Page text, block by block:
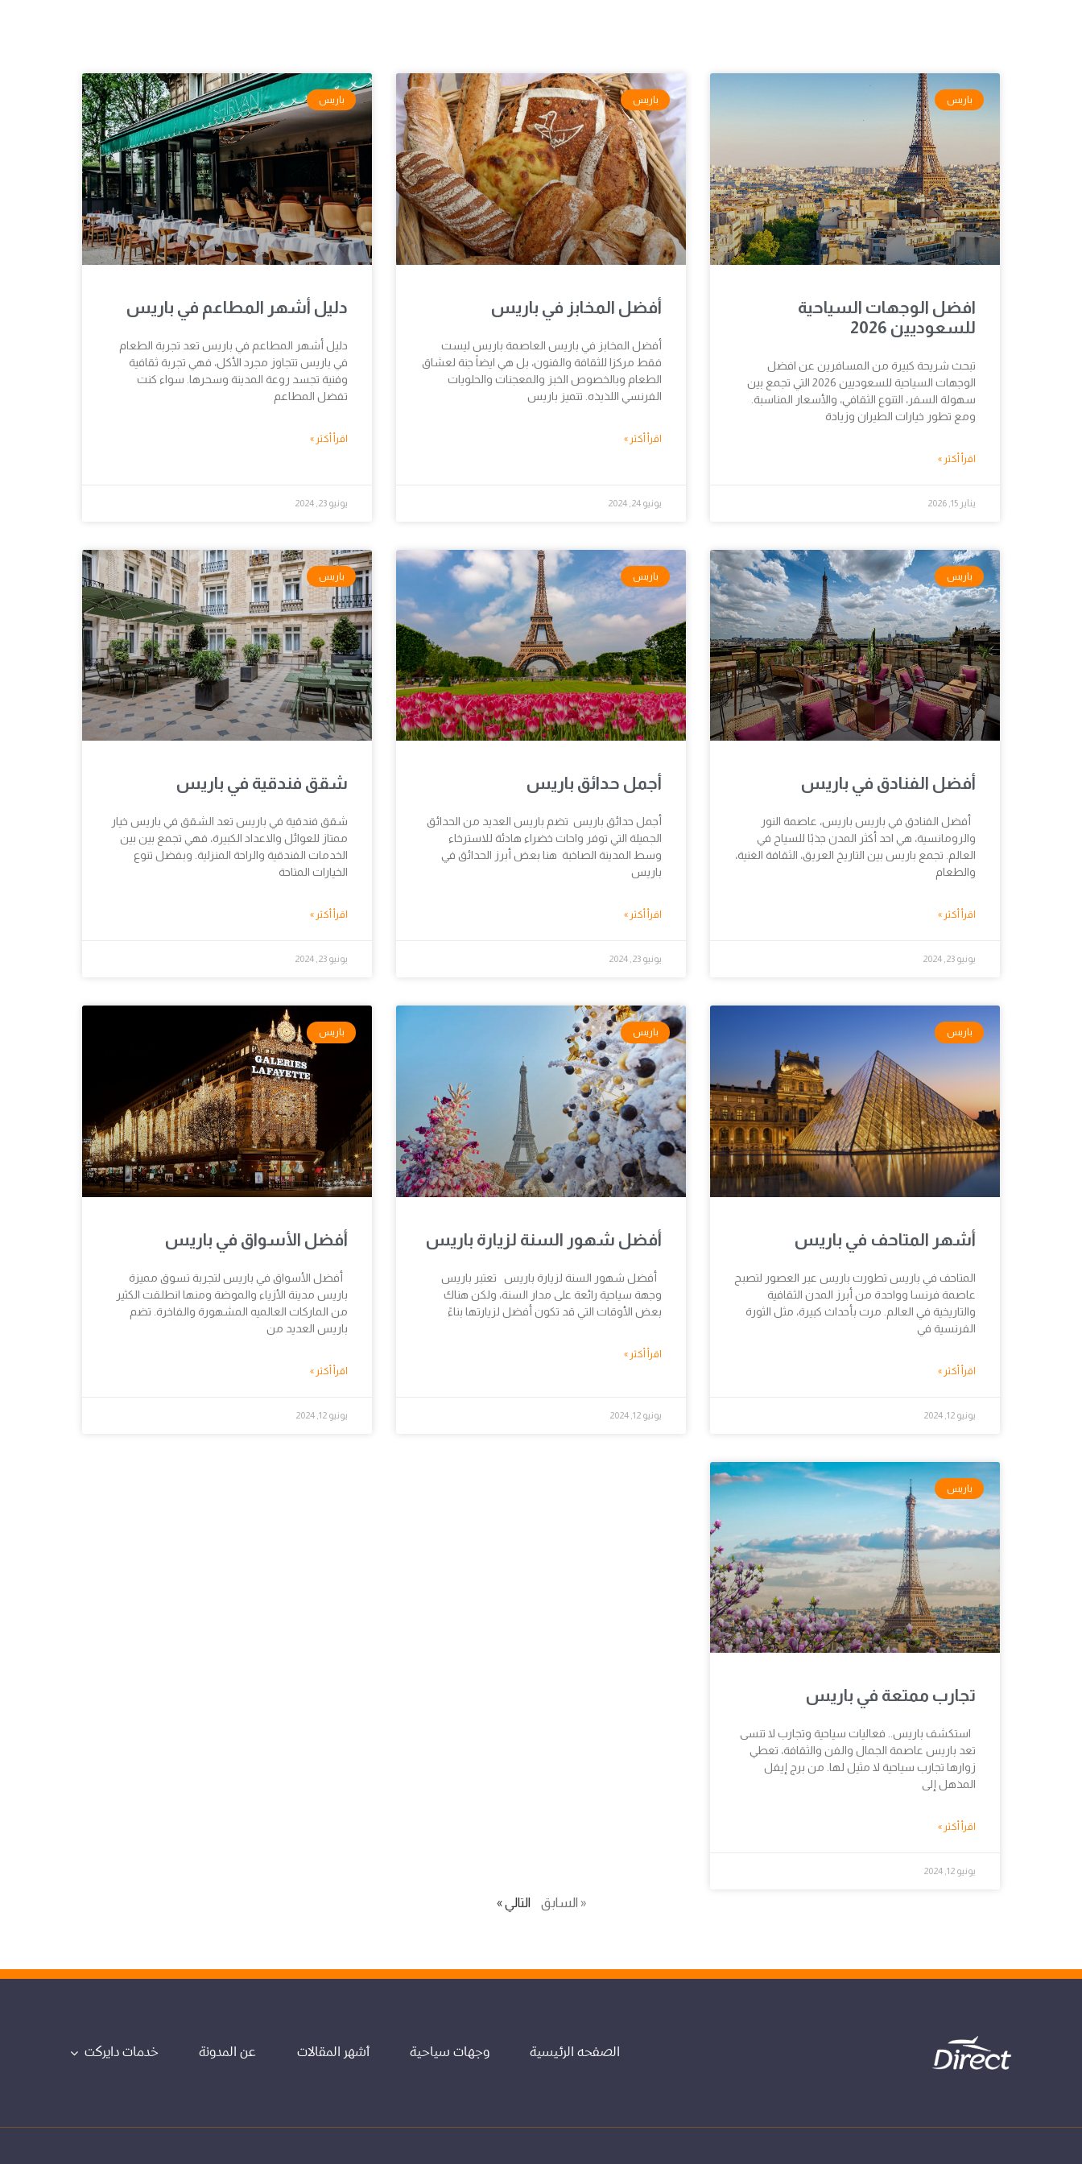
باريس
افضل الوجهات السياحية
للسعوديين 2026
تبحث شريحة كبيرة من المسافرين عن افضل
الوجهات السياحية للسعوديين 2026 التي تجمع بين
سهولة السفر، التنوع الثقافي، والأسعار المناسبة.
ومع تطور خيارات الطيران وزيادة
اقرأ أكثر »
يناير 15, 2026
باريس
أفضل المخابز في باريس
أفضل المخابز في باريس العاصمة باريس ليست
فقط مركزا للثقافة والفنون، بل هي ايضاً جنة لعشاق
الطعام وبالخصوص الخبز والمعجنات والحلويات
الفرنسي اللذيذه. تتميز باريس
اقرأ أكثر »
يونيو 24, 2024
باريس
دليل أشهر المطاعم في باريس
دليل أشهر المطاعم في باريس تعد تجربة الطعام
في باريس تتجاوز مجرد الأكل، فهي تجربة ثقافية
وفنية تجسد روعة المدينة وسحرها. سواء كنت
تفضل المطاعم
اقرأ أكثر »
يونيو 23, 2024
باريس
أفضل الفنادق في باريس
أفضل الفنادق في باريس باريس، عاصمة النور
والرومانسية، هي احد أكثر المدن جذبًا للسياح في
العالم. تجمع باريس بين التاريخ العريق، الثقافة الغنية،
والطعام
اقرأ أكثر »
يونيو 23, 2024
باريس
أجمل حدائق باريس
أجمل حدائق باريس تضم باريس العديد من الحدائق
الجميلة التي توفر واحات خضراء هادئة للاسترخاء
وسط المدينة الصاخبة هنا بعض أبرز الحدائق في
باريس
اقرأ أكثر »
يونيو 23, 2024
باريس
شقق فندقية في باريس
شقق فندقية في باريس تعد الشقق في باريس خيار
ممتاز للعوائل والاعداد الكبيرة، فهي تجمع بين بين
الخدمات الفندقية والراحة المنزلية. وبفضل تنوع
الخيارات المتاحة
اقرأ أكثر »
يونيو 23, 2024
باريس
أشهر المتاحف في باريس
المتاحف في باريس تطورت باريس عبر العصور لتصبح
عاصمة فرنسا وواحدة من أبرز المدن الثقافية
والتاريخية في العالم. مرت بأحداث كبيرة، مثل الثورة
الفرنسية في
اقرأ أكثر »
يونيو 12, 2024
باريس
أفضل شهور السنة لزيارة باريس
أفضل شهور السنة لزيارة باريس تعتبر باريس
وجهة سياحية رائعة على مدار السنة، ولكن هناك
بعض الأوقات التي قد تكون أفضل لزيارتها بناءً
اقرأ أكثر »
يونيو 12, 2024
باريس
أفضل الأسواق في باريس
أفضل الأسواق في باريس لتجربة تسوق مميزة
باريس مدينة الأزياء والموضة ومنها انطلقت الكثير
من الماركات العالميه المشهورة والفاخرة. تضم
باريس العديد من
اقرأ أكثر »
يونيو 12, 2024
باريس
تجارب ممتعة في باريس
استكشف باريس.. فعاليات سياحية وتجارب لا تنسى
تعد باريس عاصمة الجمال والفن والثقافة، تعطي
زوارها تجارب سياحية لا مثيل لها. من برج إيفل
المذهل إلى
اقرأ أكثر »
يونيو 12, 2024
« السابق التالي »
الصفحه الرئيسية وجهات سياحية أشهر المقالات عن المدونة خدمات دايركت